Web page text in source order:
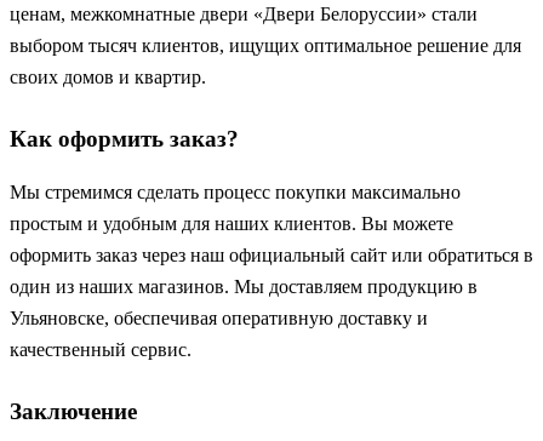
ценам, межкомнатные двери «Двери Белоруссии» стали
выбором тысяч клиентов, ищущих оптимальное решение для
своих домов и квартир.
Как оформить заказ?
Мы стремимся сделать процесс покупки максимально
простым и удобным для наших клиентов. Вы можете
оформить заказ через наш официальный сайт или обратиться в
один из наших магазинов. Мы доставляем продукцию в
Ульяновске, обеспечивая оперативную доставку и
качественный сервис.
Заключение